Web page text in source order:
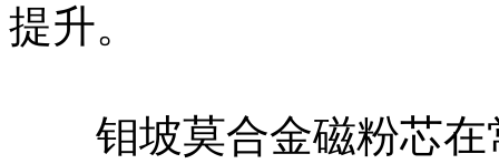
提升。
钼坡莫合金磁粉芯在